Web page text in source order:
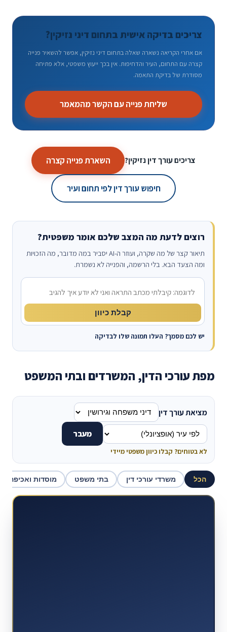
צריכים בדיקה אישית בתחום דיני נזיקין?
אם אחרי הקריאה נשארה שאלה בתחום דיני נזיקין, אפשר להשאיר פנייה
קצרה עם התחום, העיר והדחיפות. אין בכך ייעוץ משפטי, אלא פתיחה
מסודרת של בדיקת התאמה.
שליחת פנייה עם הקשר מהמאמר
צריכים עורך דין נזיקין? השארת פנייה קצרה
חיפוש עורך דין לפי תחום ועיר
רוצים לדעת מה המצב שלכם אומר משפטית?
תיאור קצר של מה שקרה, ועוזר ה-AI יסביר במה מדובר, מה הזכויות
ומה הצעד הבא. בלי הרשמה, והפנייה לא נשמרת.
מה קרה?
קבלת כיוון
יש לכם מסמך? העלו תמונה שלו לבדיקה
מפת עורכי הדין, המשרדים ובתי המשפט
מציאת עורך דין
מעבר
לא בטוחים? קבלו כיוון משפטי מיידי
הכל משרדי עורכי דין בתי משפט מוסדות ואכיפה